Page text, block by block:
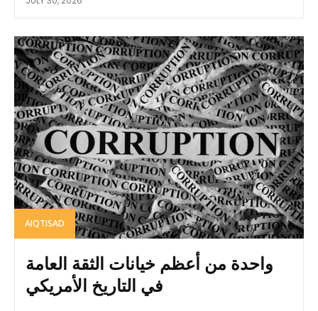
AIQTISAD
واحدة من أعظم خيانات الثقة العامة
في التاريخ الأمريكي